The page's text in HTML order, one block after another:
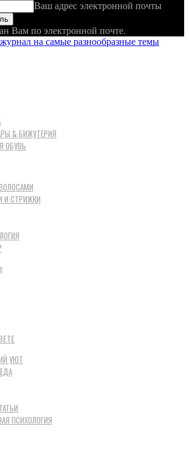
Ваш адрес электронной почты
Вам по электронной почте.
на самые разнообразные темы
& БИЖУТЕРИЯ
ОБУВЬ
И СТРИЖКИ
УЮТ
ПСИХОЛОГИЯ